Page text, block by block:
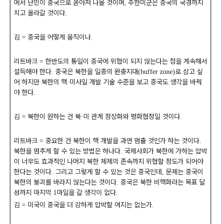
에서 난민이 중국으로 쏟아져 나올 것이며 , 주한미군은 중국의 국경까지
치고 올라갈 것이다.
김 = 중국을 어떻게 움직이나.
리트바크 = 한반도의 통일이 중국에 위협이 되지 않는다는 점을 계속해서
설득해야 한다. 중국은 북한을 일종의 완충지대(buffer zone)로 삼고 싶
어 하지만 북한의 핵· 미사일 개발 기술 수준을 보고 중국도 생각을 바꿔
야 한다.
김 = 북한이 원하는 건 북· 미 관계 정상화와 평화협정일 것이다.
리트바크 = 중요한 건 북한이 핵 개발을 과연 멈출 것인가 하는 것이다.
북한을 멈추게 할 수 있는 방법은 하나다. 국제사회가 북한에 가하는 압박
이 너무도 효과적인 나머지 북한 체제의 존속까지 위협할 정도가 되어야
한다는 것이다. 그리고 그렇게 할 수 있는 것은 중국인데 , 문제는 중국이
북한의 붕괴를 바라지 않는다는 것이다. 중국은 북한 비핵화라는 목표 달
성까지 마지막 1마일을 갈 생각이 없다.
김 = 미국이 중국을 더 강하게 압박할 여지는 없는가.